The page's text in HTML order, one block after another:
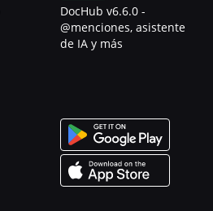
DocHub v6.6.0 -
@menciones, asistente
de IA y más